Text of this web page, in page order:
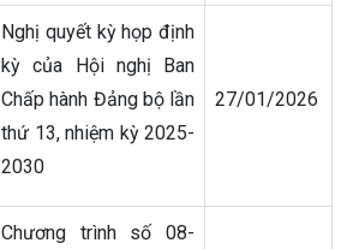
Nghị quyết kỳ họp định
kỳ của Hội nghị Ban
Chấp hành Đảng bộ lần
thứ 13, nhiệm kỳ 2025-
2030
27/01/2026
Chương trình số 08-